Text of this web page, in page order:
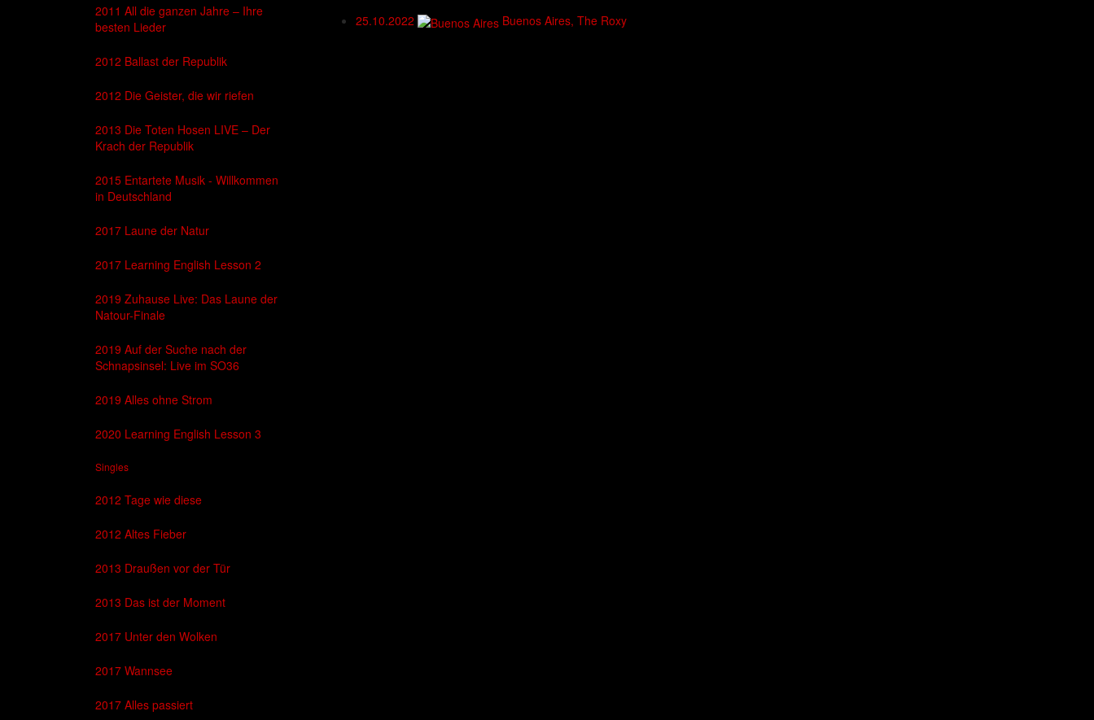
25.10.2022 Buenos Aires, The Roxy
2011 All die ganzen Jahre – Ihre
besten Lieder
2012 Ballast der Republik
2012 Die Geister, die wir riefen
2013 Die Toten Hosen LIVE – Der
Krach der Republik
2015 Entartete Musik - Willkommen
in Deutschland
2017 Laune der Natur
2017 Learning English Lesson 2
2019 Zuhause Live: Das Laune der
Natour-Finale
2019 Auf der Suche nach der
Schnapsinsel: Live im SO36
2019 Alles ohne Strom
2020 Learning English Lesson 3
Singles
2012 Tage wie diese
2012 Altes Fieber
2013 Draußen vor der Tür
2013 Das ist der Moment
2017 Unter den Wolken
2017 Wannsee
2017 Alles passiert